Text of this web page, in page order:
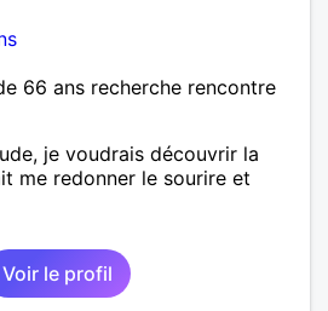
66 ans recherche rencontre
je voudrais découvrir la
me redonner le sourire et
Voir le profil